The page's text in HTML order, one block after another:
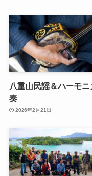
八重山民謡＆ハーモニ
奏
2026年2月21日